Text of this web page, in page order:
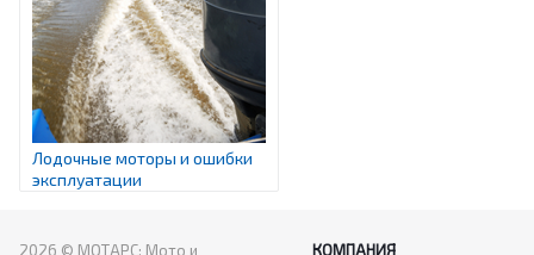
Лодочные моторы и ошибки
эксплуатации
2026 © МОТАРС: Мото и КОМПАНИЯ